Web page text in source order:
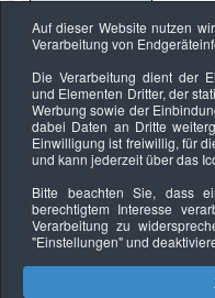
Mittwoch
17. Dezember
Keine
18. Dezember
Keine
Freitag
19. Dezember
Keine
Samstag
Sonntag
21. Dezember
Keine
Auf dieser Website nutzen
Verarbeitung von
Die Verarbeitung dient der
und Elementen Dritter, der
Werbung sowie der
dabei Daten an Dritte
Einwilligung ist freiwillig, für
und kann jederzeit über das
Bitte beachten Sie, dass
berechtigtem Interesse
Verarbeitung zu
"Einstellungen"und